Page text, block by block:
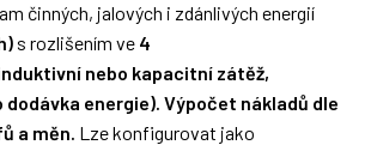
činných, jalových i zdánlivých energií
s rozlišením ve 4
nebo kapacitní zátěž,
energie). Výpočet nákladů dle
a měn. Lze konfigurovat jako